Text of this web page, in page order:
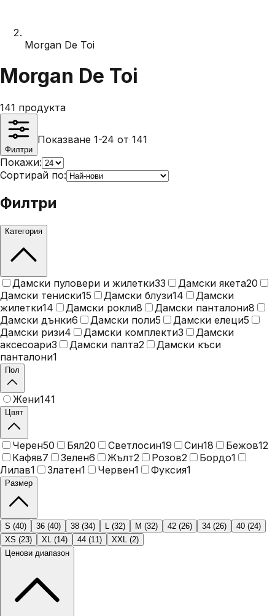
Morgan De Toi
Morgan De Toi
141 продукта
Филтри
Показване 1-24 от 141
Покажи:
Сортирай по:
Филтри
Категория
Дамски пуловери и жилетки33 Дамски якета20
Дамски тениски15 Дамски блузи14
Дамски
жилетки14 Дамски рокли8 Дамски панталони8
Дамски дънки6 Дамски поли5 Дамски елеци5
Дамски ризи4 Дамски комплекти3
Дамски
аксесоари3 Дамски палта2
Дамски къси
панталони1
Пол
Жени141
Цвят
Черен50 Бял20 Светлосин19 Син18 Бежов12
Кафяв7 Зелен6 Жълт2 Розов2 Бордо1
Лилав1 Златен1 Червен1 Фуксия1
Размер
S (40) 36 (40) 38 (34) L (32) M (32) 42 (26) 34 (26) 40 (24)
XS (23) XL (14) 44 (11) XXL (2)
Ценови диапазон